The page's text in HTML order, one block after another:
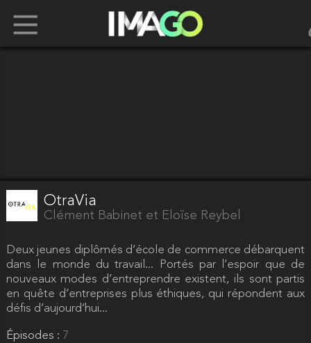
OtraVia
Clément Babinet et Eloïse Reybel
Deux jeunes diplômés d’école de commerce débarquent
dans le monde du travail... Portés par l’espoir que de
nouveaux modes d’entreprendre existent, ils sont partis
en quête d’entreprises plus éthiques, qui répondent aux
défis d’aujourd’hui...
Épisodes : 7